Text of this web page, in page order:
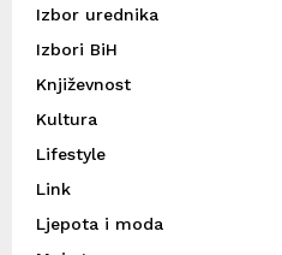
Izbor urednika
Izbori BiH
Književnost
Kultura
Lifestyle
Link
Ljepota i moda